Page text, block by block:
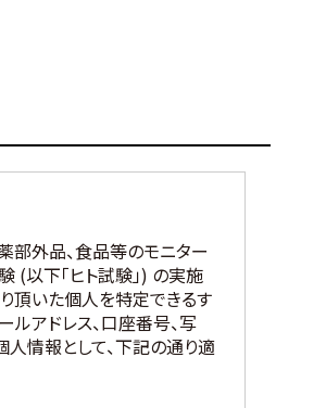
部外品、食品等のモニター
(以下「ヒト試験」) の実施
頂いた個人を特定できるす
ルアドレス、口座番号、写
人情報として、下記の通り適